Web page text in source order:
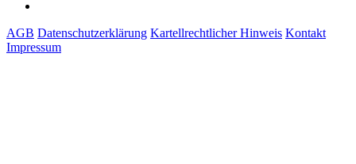
AGB Datenschutzerklärung Kartellrechtlicher Hinweis Kontakt
Impressum